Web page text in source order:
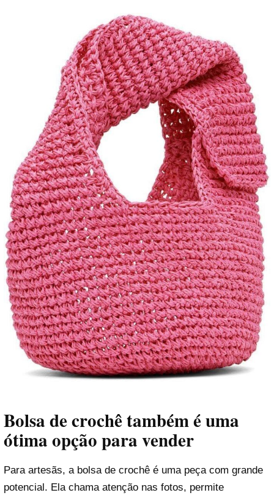
Bolsa de crochê também é uma
ótima opção para vender
Para artesãs, a bolsa de crochê é uma peça com grande
potencial. Ela chama atenção nas fotos, permite